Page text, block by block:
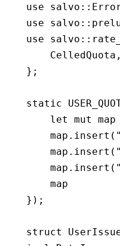
use salvo ::
use salvo ::
use salvo ::
    CelledQuota
};
static
    let
mut map
    map
. insert (
    map
. insert (
    map
. insert (
    map
});
struct